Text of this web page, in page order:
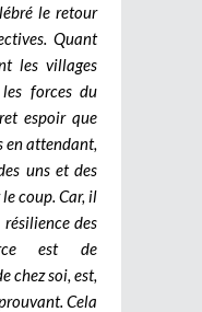
le retour
Quant
les villages
forces du
espoir que
en attendant,
uns et des
coup. Car, il
des
est de
chez soi, est,
Cela